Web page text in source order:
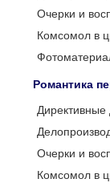
Очерки и
Комсомол в
Романтика
Директивные
Очерки и
Комсомол в